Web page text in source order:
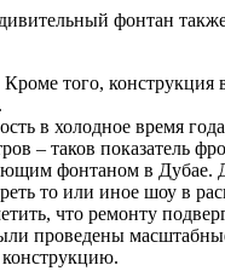
фонтан
того,
в холодное время
– таков показатель
фонтаном в Дубае.
то или иное шоу в
что ремонту
проведены